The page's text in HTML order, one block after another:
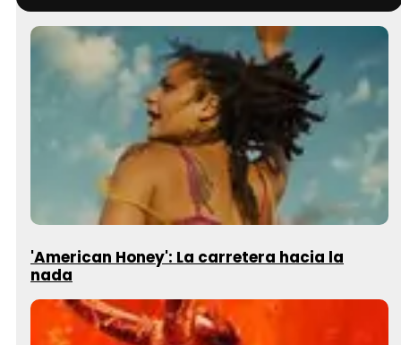
'American Honey': La carretera hacia la
nada